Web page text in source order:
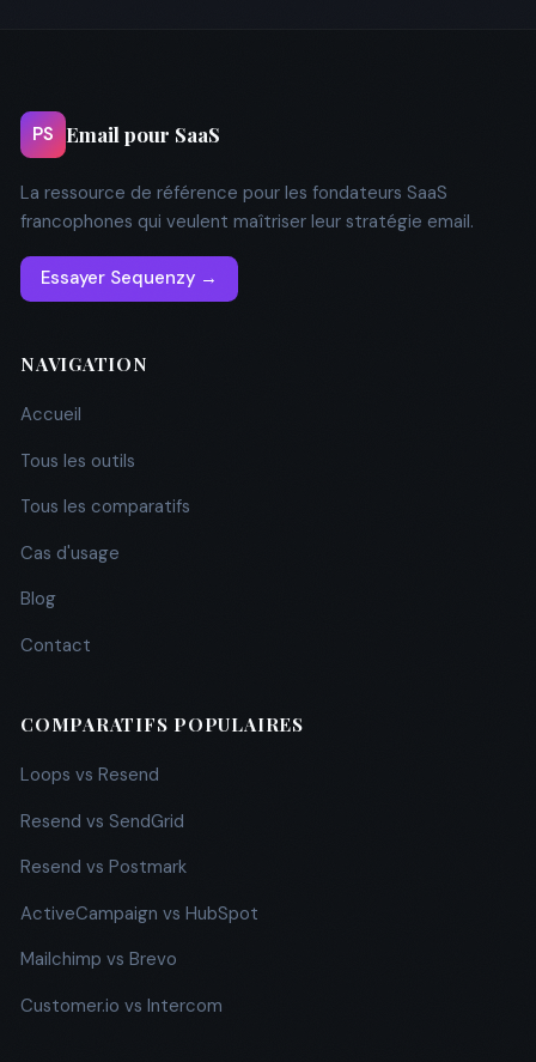
PS Email pour SaaS
La ressource de référence pour les fondateurs SaaS
francophones qui veulent maîtriser leur stratégie email.
Essayer Sequenzy →
NAVIGATION
Accueil
Tous les outils
Tous les comparatifs
Cas d'usage
Blog
Contact
COMPARATIFS POPULAIRES
Loops vs Resend
Resend vs SendGrid
Resend vs Postmark
ActiveCampaign vs HubSpot
Mailchimp vs Brevo
Customer.io vs Intercom